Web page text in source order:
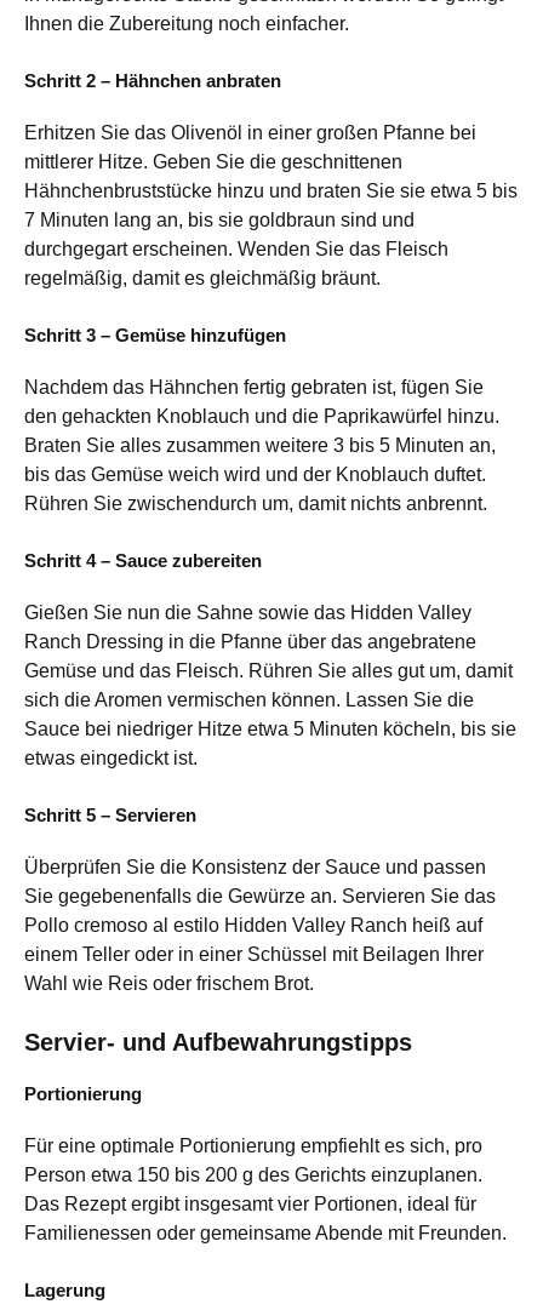
Ihnen die Zubereitung noch einfacher.
Schritt 2 – Hähnchen anbraten
Erhitzen Sie das Olivenöl in einer großen Pfanne bei
mittlerer Hitze. Geben Sie die geschnittenen
Hähnchenbruststücke hinzu und braten Sie sie etwa 5 bis
7 Minuten lang an, bis sie goldbraun sind und
durchgegart erscheinen. Wenden Sie das Fleisch
regelmäßig, damit es gleichmäßig bräunt.
Schritt 3 – Gemüse hinzufügen
Nachdem das Hähnchen fertig gebraten ist, fügen Sie
den gehackten Knoblauch und die Paprikawürfel hinzu.
Braten Sie alles zusammen weitere 3 bis 5 Minuten an,
bis das Gemüse weich wird und der Knoblauch duftet.
Rühren Sie zwischendurch um, damit nichts anbrennt.
Schritt 4 – Sauce zubereiten
Gießen Sie nun die Sahne sowie das Hidden Valley
Ranch Dressing in die Pfanne über das angebratene
Gemüse und das Fleisch. Rühren Sie alles gut um, damit
sich die Aromen vermischen können. Lassen Sie die
Sauce bei niedriger Hitze etwa 5 Minuten köcheln, bis sie
etwas eingedickt ist.
Schritt 5 – Servieren
Überprüfen Sie die Konsistenz der Sauce und passen
Sie gegebenenfalls die Gewürze an. Servieren Sie das
Pollo cremoso al estilo Hidden Valley Ranch heiß auf
einem Teller oder in einer Schüssel mit Beilagen Ihrer
Wahl wie Reis oder frischem Brot.
Servier- und Aufbewahrungstipps
Portionierung
Für eine optimale Portionierung empfiehlt es sich, pro
Person etwa 150 bis 200 g des Gerichts einzuplanen.
Das Rezept ergibt insgesamt vier Portionen, ideal für
Familienessen oder gemeinsame Abende mit Freunden.
Lagerung